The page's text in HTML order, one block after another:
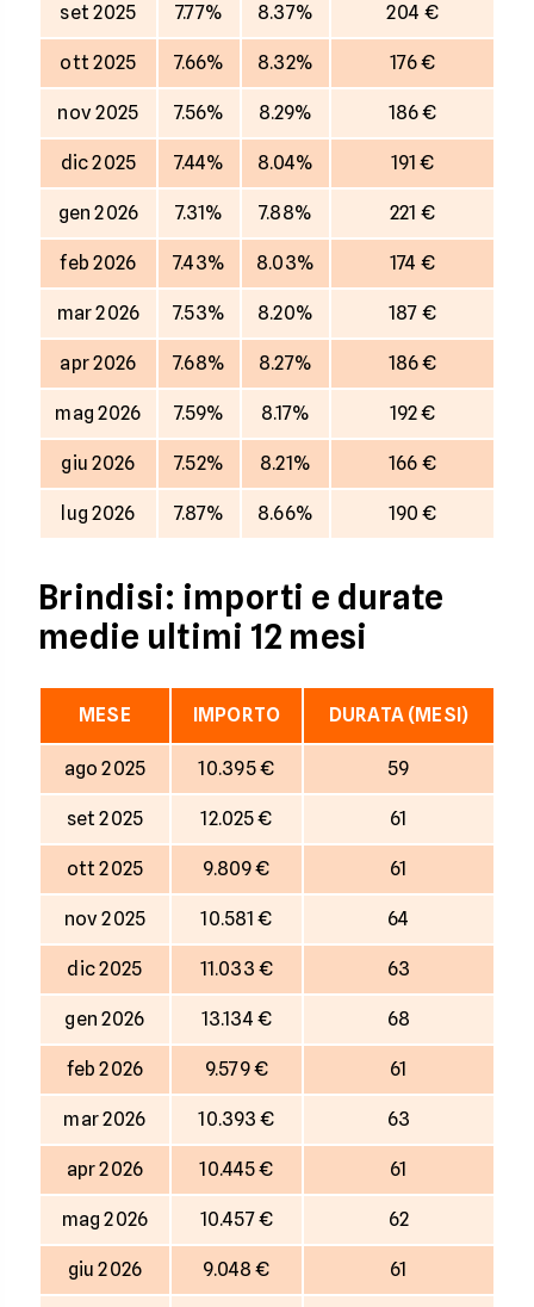
set 2025 7.77% 8.37% 204 €
ott 2025 7.66% 8.32% 176 €
nov 2025 7.56% 8.29% 186 €
dic 2025 7.44% 8.04% 191 €
gen 2026 7.31% 7.88% 221 €
feb 2026 7.43% 8.03% 174 €
mar 2026 7.53% 8.20% 187 €
apr 2026 7.68% 8.27% 186 €
mag 2026 7.59% 8.17% 192 €
giu 2026 7.52% 8.21% 166 €
lug 2026 7.87% 8.66% 190 €
Brindisi: importi e durate
medie ultimi 12 mesi
MESE IMPORTO DURATA (MESI)
ago 2025 10.395 € 59
set 2025 12.025 € 61
ott 2025 9.809 € 61
nov 2025 10.581 € 64
dic 2025 11.033 € 63
gen 2026 13.134 € 68
feb 2026 9.579 € 61
mar 2026 10.393 € 63
apr 2026 10.445 € 61
mag 2026 10.457 € 62
giu 2026 9.048 € 61